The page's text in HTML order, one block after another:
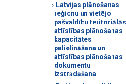
Latvijas plānošanas
reģionu un vietējo
pašvaldību teritoriālās
attīstības plānošanas
kapacitātes
palielināšana un
attīstības plānošanas
dokumentu
izstrādāšana